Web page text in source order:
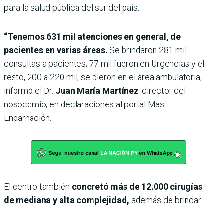
para la salud pública del sur del país.
“Tenemos 631 mil atenciones en general, de
pacientes en varias áreas. Se brindaron 281 mil
consultas a pacientes; 77 mil fueron en Urgencias y el
resto, 200 a 220 mil, se dieron en el área ambulatoria,
informó el Dr. Juan María Martínez, director del
nosocomio, en declaraciones al portal Mas
Encarnación.
El centro también concretó más de 12.000 cirugías
de mediana y alta complejidad, además de brindar